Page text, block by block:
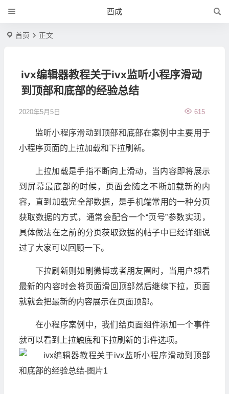
酉成
首页 正文
ivx编辑器教程关于ivx监听小程序滑动
到顶部和底部的经验总结
2020年5月5日 615
监听小程序滑动到顶部和底部在案例中主要用于
小程序页面的上拉加载和下拉刷新。
上拉加载是手指不断向上滑动，当内容即将展示
到屏幕最底部的时候，页面会随之不断加载新的内
容，直到加载完全部数据，是手机端常用的一种分页
获取数据的方式，通常会配合一个“页号”参数实现，
具体做法在之前的分页获取数据的帖子中已经详细说
过了大家可以回顾一下。
下拉刷新则如刷微博或者朋友圈时，当用户想看
最新的内容时会将页面滑回顶部然后继续下拉，页面
就就会把最新的内容展示在页面顶部。
在小程序案例中，我们给页面组件添加一个事件
就可以看到上拉触底和下拉刷新的事件选项。